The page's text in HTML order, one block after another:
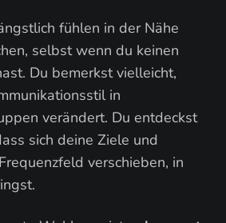
fühlen in der Nähe
selbst wenn du keinen
Du bemerkst vielleicht,
in
verändert. Du entdeckst
sich deine Ziele und
verschieben, in